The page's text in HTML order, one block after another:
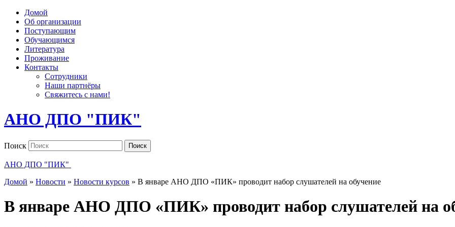
Домой
Об организации
Поступающим
Обучающимся
Литература
Проживание
Контакты
Сотрудники
Наши партнёры
Свяжитесь с нами!
АНО ДПО "ПИК"
Поиск Поиск
АНО ДПО "ПИК"
Домой » Новости » Новости курсов » В январе АНО ДПО «ПИК» проводит набор слушателей на обучение
В январе АНО ДПО «ПИК» проводит набор слушателей на